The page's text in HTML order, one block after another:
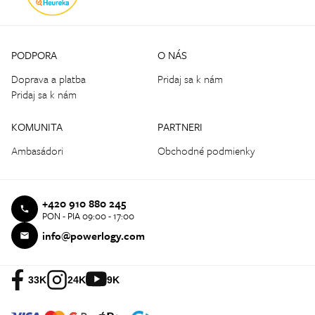
PODPORA
Doprava a platba
Pridaj sa k nám
O NÁS
Pridaj sa k nám
KOMUNITA
Ambasádori
PARTNERI
Obchodné podmienky
+420 910 880 245
PON - PIA 09:00 - 17:00
info@powerlogy.com
33K 24K 9K